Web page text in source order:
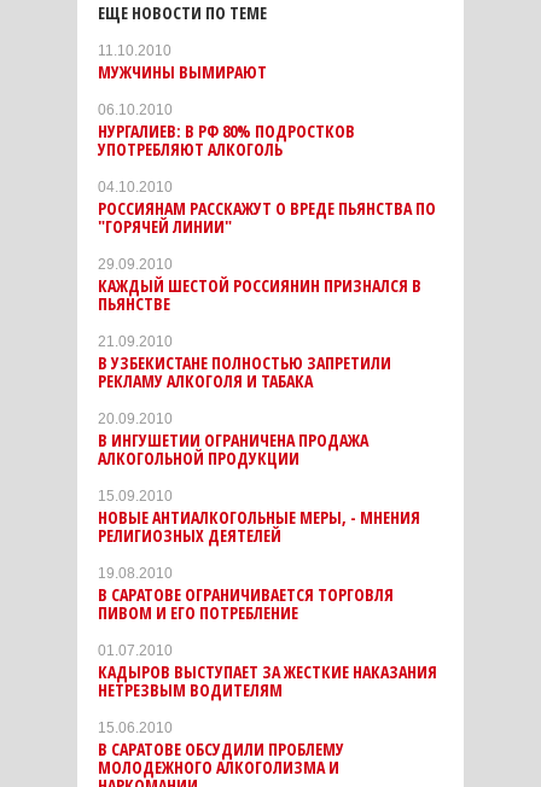
ЕЩЕ НОВОСТИ ПО ТЕМЕ
11.10.2010
МУЖЧИНЫ ВЫМИРАЮТ
06.10.2010
НУРГАЛИЕВ: В РФ 80% ПОДРОСТКОВ
УПОТРЕБЛЯЮТ АЛКОГОЛЬ
04.10.2010
РОССИЯНАМ РАССКАЖУТ О ВРЕДЕ ПЬЯНСТВА ПО
"ГОРЯЧЕЙ ЛИНИИ"
29.09.2010
КАЖДЫЙ ШЕСТОЙ РОССИЯНИН ПРИЗНАЛСЯ В
ПЬЯНСТВЕ
21.09.2010
В УЗБЕКИСТАНЕ ПОЛНОСТЬЮ ЗАПРЕТИЛИ
РЕКЛАМУ АЛКОГОЛЯ И ТАБАКА
20.09.2010
В ИНГУШЕТИИ ОГРАНИЧЕНА ПРОДАЖА
АЛКОГОЛЬНОЙ ПРОДУКЦИИ
15.09.2010
НОВЫЕ АНТИАЛКОГОЛЬНЫЕ МЕРЫ, - МНЕНИЯ
РЕЛИГИОЗНЫХ ДЕЯТЕЛЕЙ
19.08.2010
В САРАТОВЕ ОГРАНИЧИВАЕТСЯ ТОРГОВЛЯ
ПИВОМ И ЕГО ПОТРЕБЛЕНИЕ
01.07.2010
КАДЫРОВ ВЫСТУПАЕТ ЗА ЖЕСТКИЕ НАКАЗАНИЯ
НЕТРЕЗВЫМ ВОДИТЕЛЯМ
15.06.2010
В САРАТОВЕ ОБСУДИЛИ ПРОБЛЕМУ
МОЛОДЕЖНОГО АЛКОГОЛИЗМА И